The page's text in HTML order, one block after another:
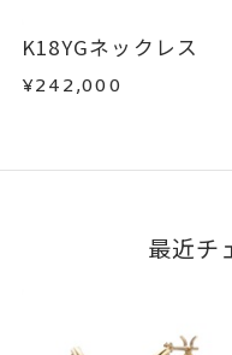
K18YGネックレス
¥242,000
最近チ